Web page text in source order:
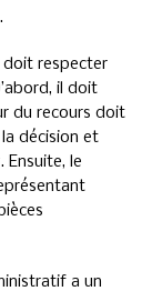
doit respecter
il doit
du recours doit
décision et
Ensuite, le
a un